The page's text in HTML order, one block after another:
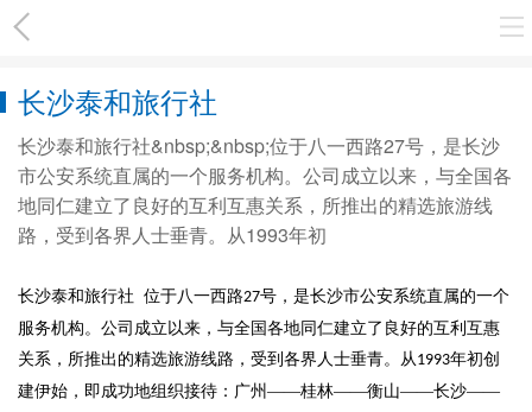
长沙泰和旅行社
长沙泰和旅行社&nbsp;&nbsp;位于八一西路27号，是长沙
市公安系统直属的一个服务机构。公司成立以来，与全国各
地同仁建立了良好的互利互惠关系，所推出的精选旅游线
路，受到各界人士垂青。从1993年初
长沙泰和旅行社 位于八一西路27号，是长沙市公安系统直属的一个
服务机构。公司成立以来，与全国各地同仁建立了良好的互利互惠
关系，所推出的精选旅游线路，受到各界人士垂青。从1993年初创
建伊始，即成功地组织接待：广州——桂林——衡山——长沙——